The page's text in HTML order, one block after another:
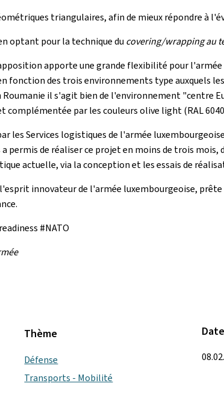
triangulaires, afin de mieux répondre à
optant pour la technique du covering/wrapping au
apporte une grande flexibilité pour
fonction des trois environnements type auxquels
Roumanie il s'agit bien de l'environnement "centre
complémentée par les couleurs olive light (RAL
les Services logistiques de l'armée
permis de réaliser ce projet en moins de trois
actuelle, via la conception et les essais de
innovateur de l'armée luxembourgeoise,
#NATO
Thème
Défense
Transports - Mobilité